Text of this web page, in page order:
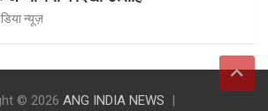
न्यूज़
© 2026 ANG INDIA NEWS